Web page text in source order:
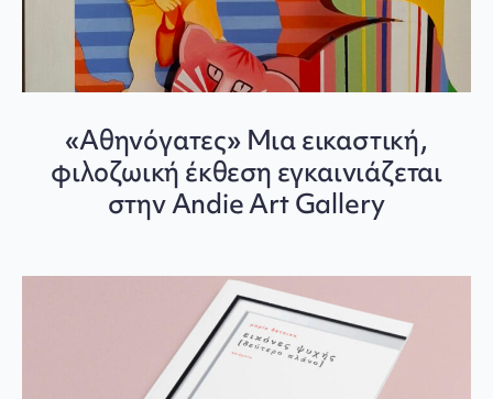
«Αθηνόγατες» Μια εικαστική,
φιλοζωική έκθεση εγκαινιάζεται
στην Andie Art Gallery